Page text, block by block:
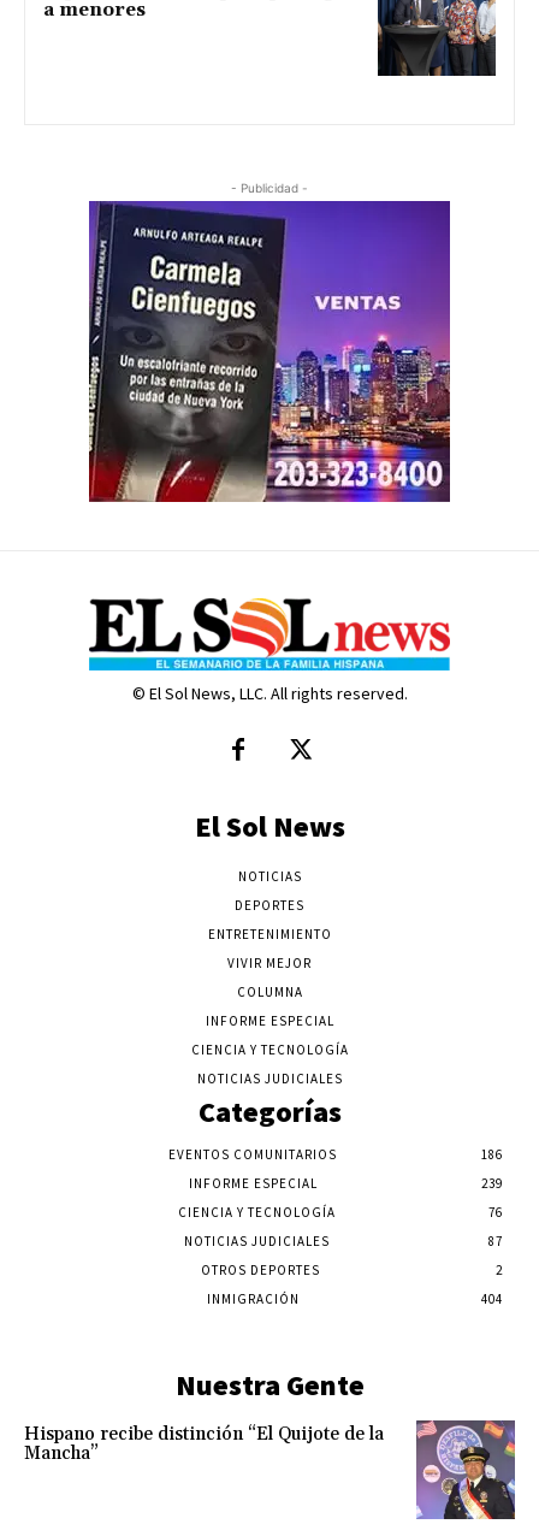
a menores
- Publicidad -
© El Sol News, LLC. All rights reserved.
El Sol News
NOTICIAS
DEPORTES
ENTRETENIMIENTO
VIVIR MEJOR
COLUMNA
INFORME ESPECIAL
CIENCIA Y TECNOLOGÍA
NOTICIAS JUDICIALES
Categorías
EVENTOS COMUNITARIOS
186
INFORME ESPECIAL
239
CIENCIA Y TECNOLOGÍA
76
NOTICIAS JUDICIALES
87
OTROS DEPORTES
2
INMIGRACIÓN
404
Nuestra Gente
Hispano recibe distinción “El Quijote de la
Mancha”